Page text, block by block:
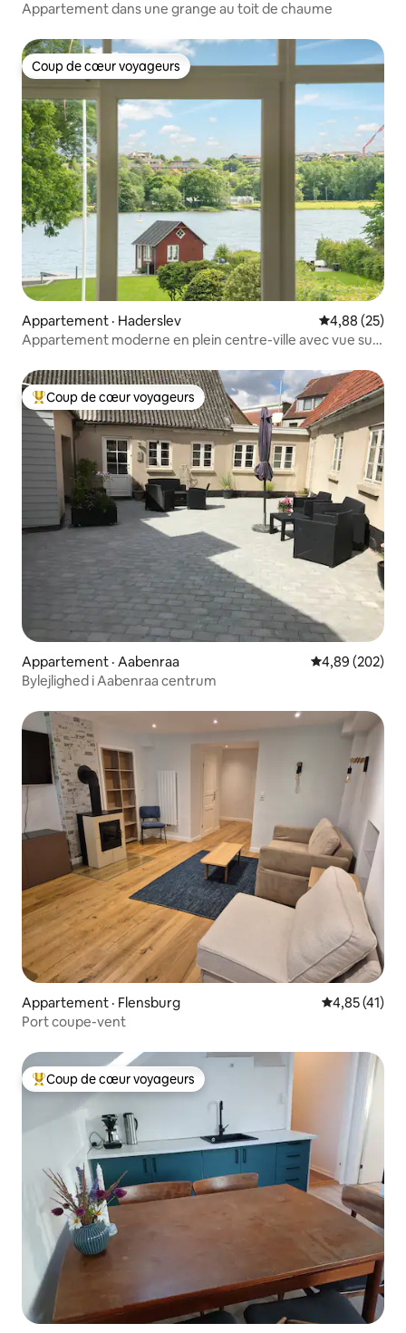
Appartement dans une grange au toit de chaume
Coup de cœur voyageurs
Coup de cœur voyageurs
Appartement · Haderslev Note
4,88 (25)
Appartement moderne en plein centre-ville avec vue sur
Coup de cœur voyageurs parmi les plus aimés
Coup de cœur voyageurs
Appartement · Aabenraa Note
4,89 (202)
Bylejlighed i Aabenraa centrum
Appartement · Flensburg Note
4,85 (41)
Port coupe-vent
Coup de cœur voyageurs parmi les plus aimés
Coup de cœur voyageurs